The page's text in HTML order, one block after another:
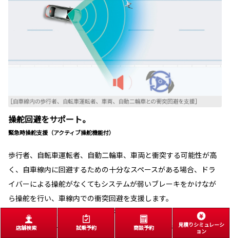
操舵回避をサポート。
緊急時操舵支援（アクティブ操舵機能付）
歩行者、自転車運転者、自動二輪車、車両と衝突する可能性が高
く、自車線内に回避するための十分なスペースがある場合、ドラ
イバーによる操舵がなくてもシステムが弱いブレーキをかけなが
ら操舵を行い、車線内での衝突回避を支援します。
［CROSSOVER RS、CROSSOVER Zに標準装備］
■回避するための十分なスペースがない、また、回避先に物があるとシステムが判断
店舗検索 試乗予約 商談予約
見積りシミュレーシ
ョン